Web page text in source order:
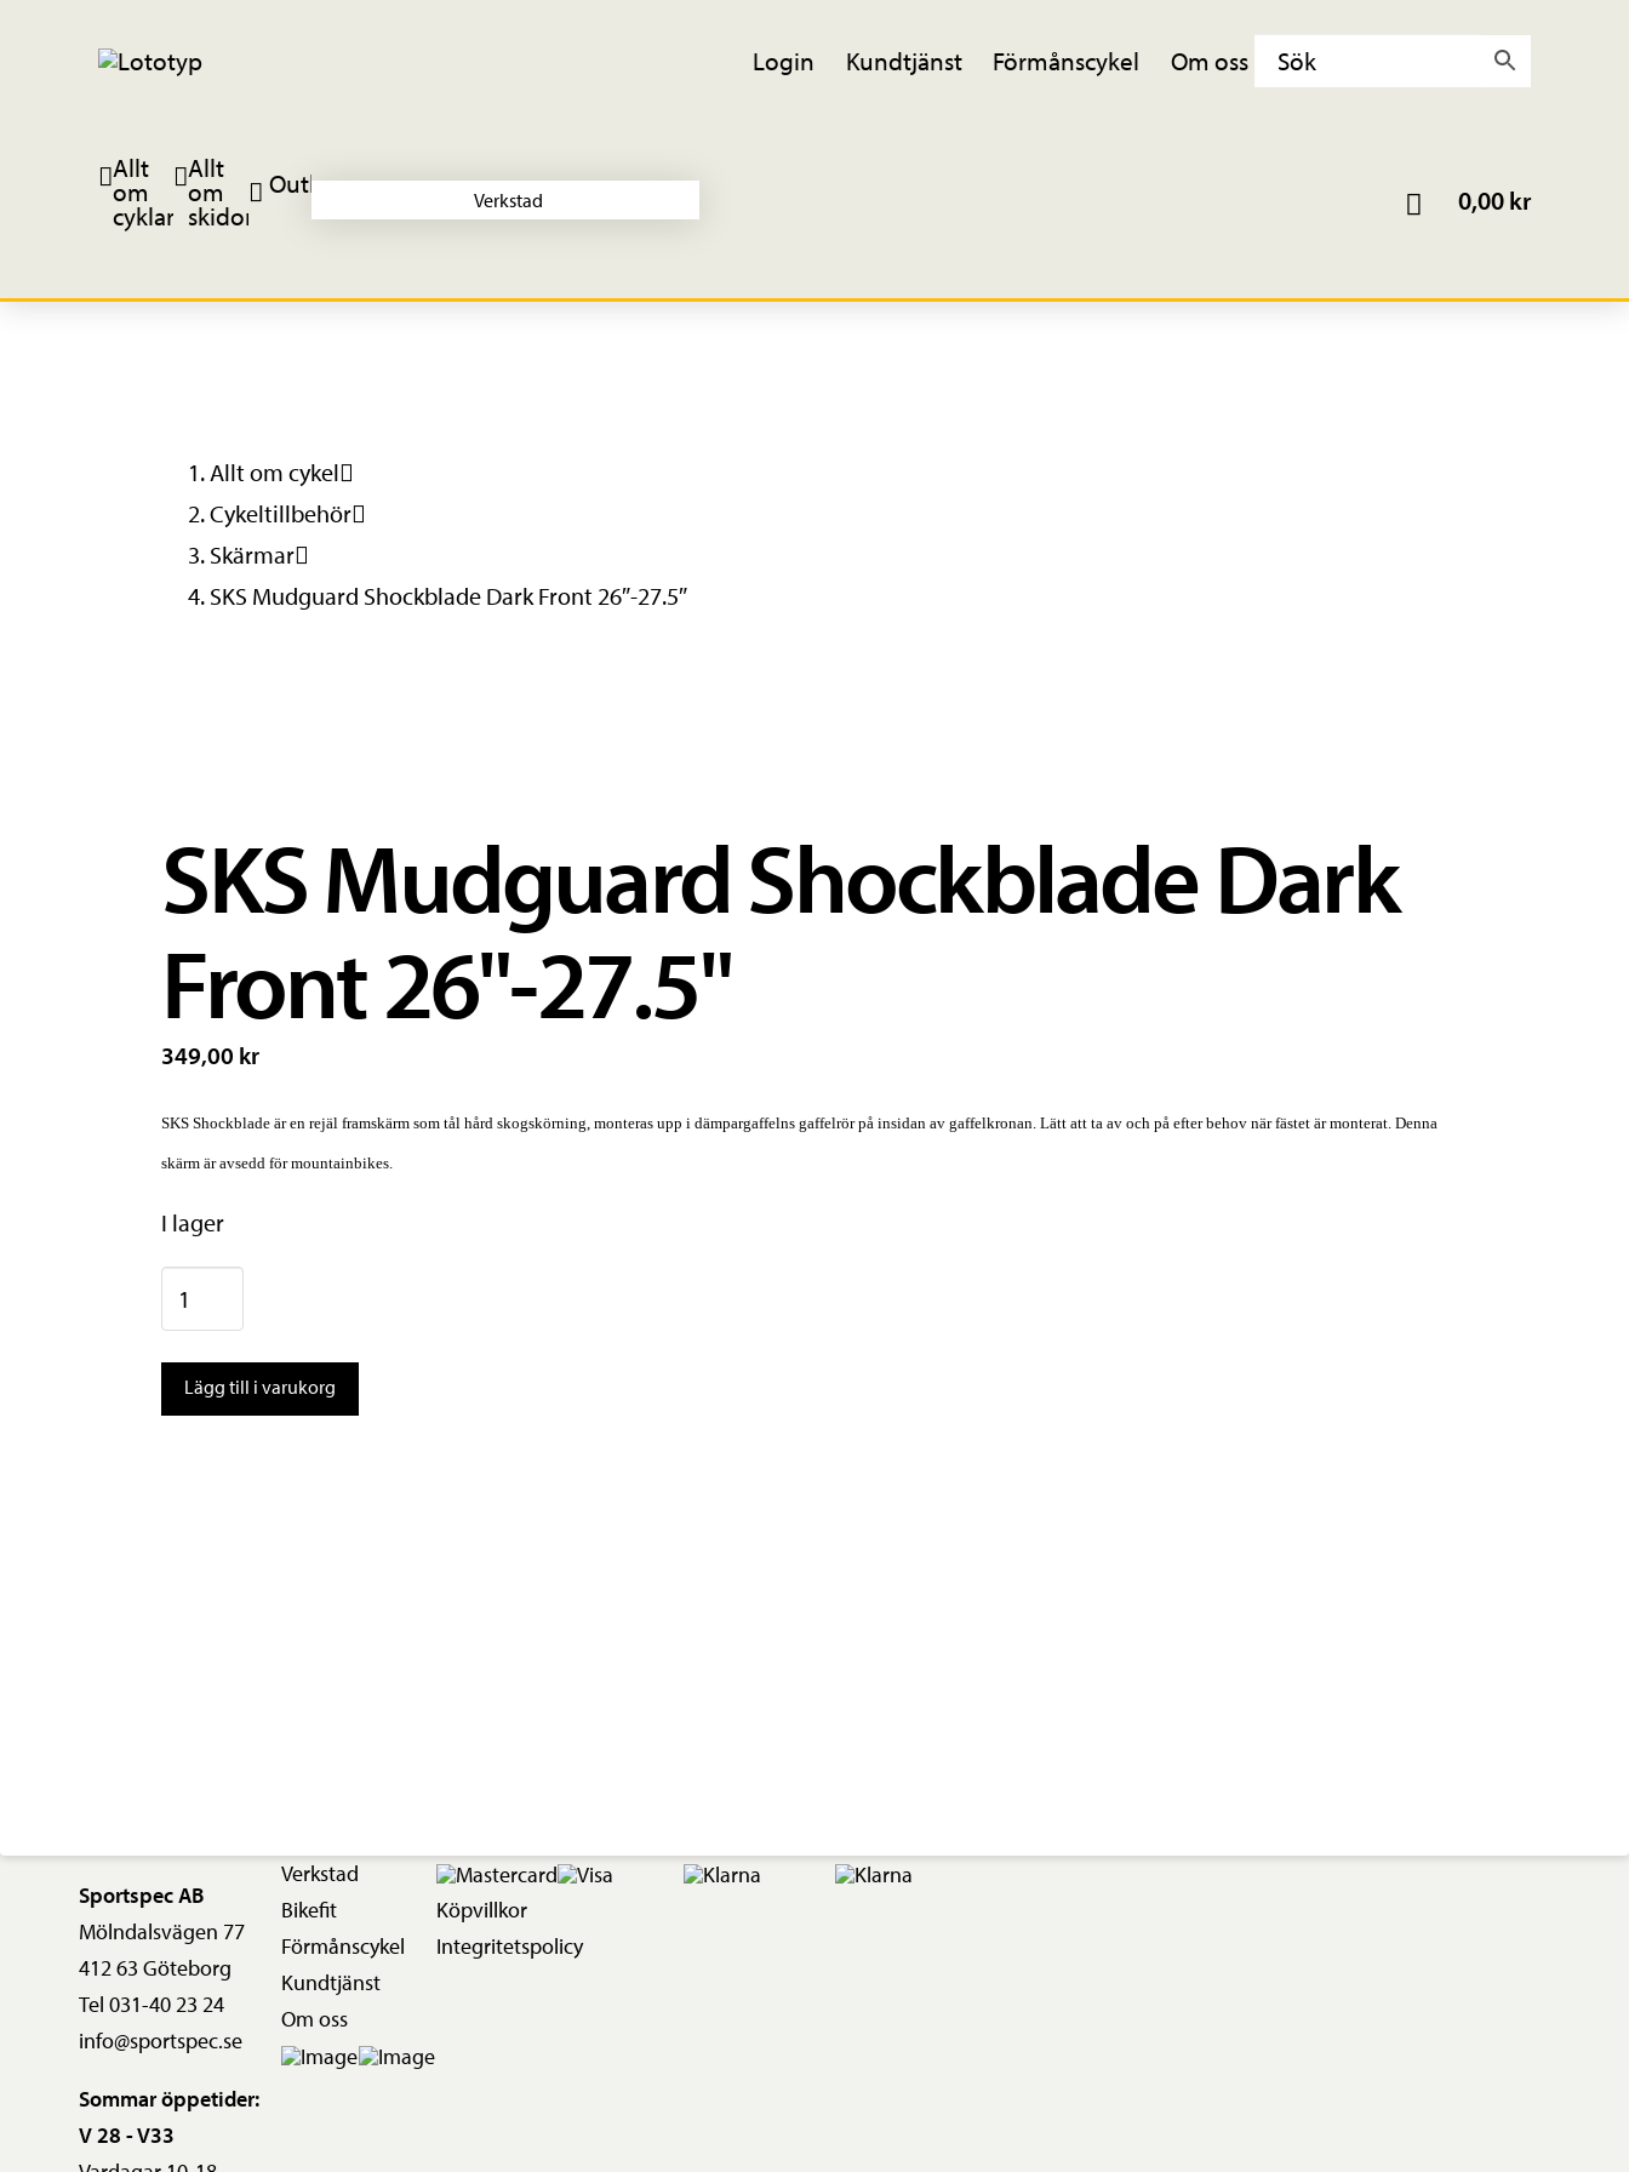
Login Kundtjänst Förmånscykel Om oss
Allt
om
cyklar
Allt
om
skidor
Outlet
Verkstad 0,00kr
Allt om cykel
Cykeltillbehör
Skärmar
SKS Mudguard Shockblade Dark Front 26″-27.5″
SKS Mudguard Shockblade Dark
Front 26"-27.5"
349,00 kr
SKS Shockblade är en rejäl framskärm som tål hård skogskörning, monteras upp i dämpargaffelns gaffelrör på insidan av gaffelkronan. Lätt att ta av och på efter behov när fästet är monterat. Denna
skärm är avsedd för mountainbikes.
I lager
SKS
Mudguard
Shockblade
Dark
Lägg till i varukorg
Sportspec AB
Mölndalsvägen 77
412 63 Göteborg
Tel 031-40 23 24
info@sportspec.se
Sommar öppetider:
V 28 - V33
Verkstad
Bikefit
Förmånscykel
Kundtjänst
Om oss
Köpvillkor
Integritetspolicy